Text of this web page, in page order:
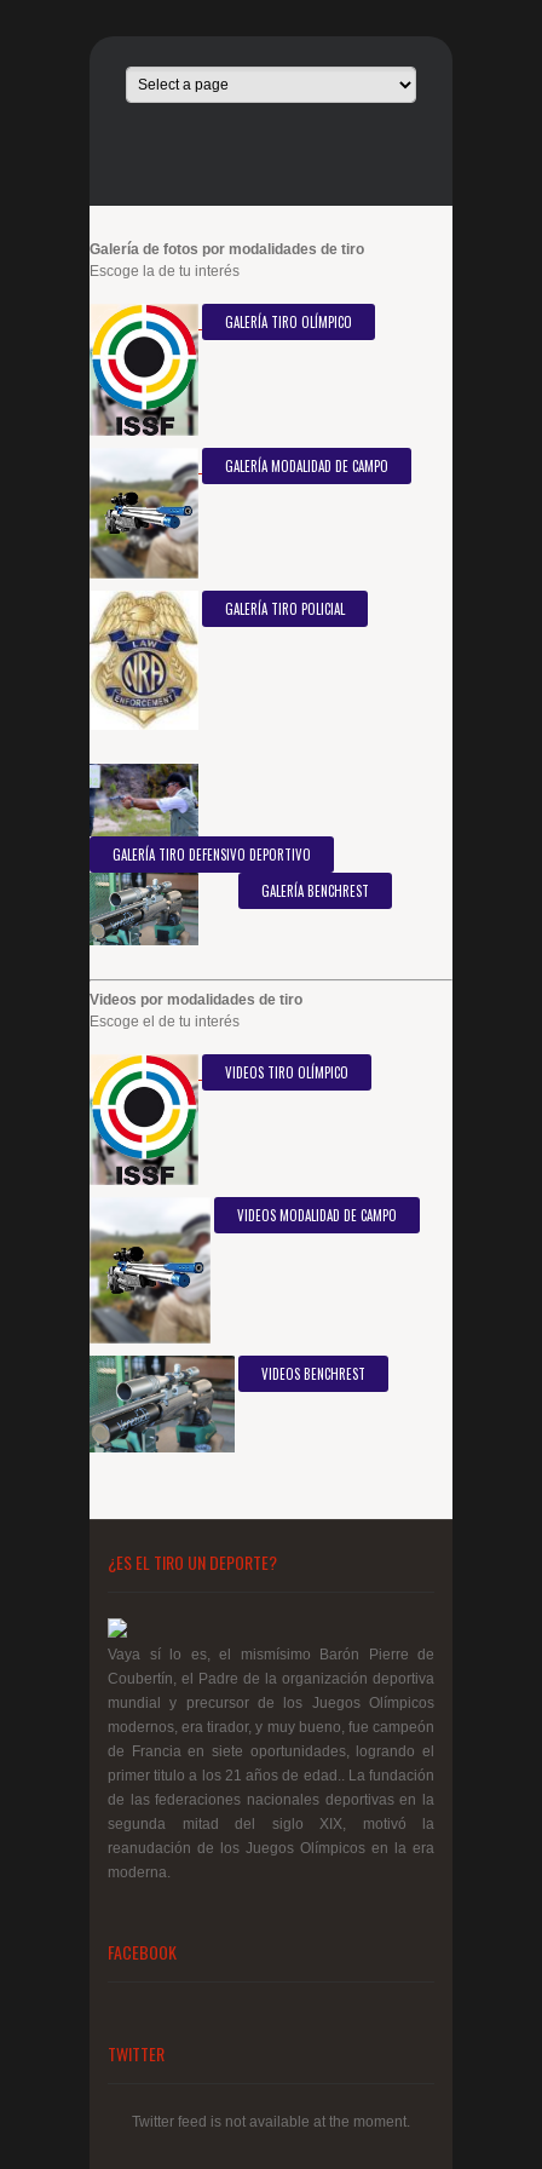
Galería de fotos por modalidades de tiro
Escoge la de tu interés
GALERÍA TIRO OLÍMPICO
GALERÍA MODALIDAD DE CAMPO
GALERÍA TIRO POLICIAL
GALERÍA TIRO DEFENSIVO DEPORTIVO
GALERÍA BENCHREST
Videos por modalidades de tiro
Escoge el de tu interés
VIDEOS TIRO OLÍMPICO
VIDEOS MODALIDAD DE CAMPO
VIDEOS BENCHREST
¿ES EL TIRO UN DEPORTE?
Vaya sí lo es, el mismísimo Barón Pierre de
Coubertín, el Padre de la organización deportiva
mundial y precursor de los Juegos Olímpicos
modernos, era tirador, y muy bueno, fue campeón
de Francia en siete oportunidades, logrando el
primer titulo a los 21 años de edad.. La fundación
de las federaciones nacionales deportivas en la
segunda mitad del siglo XIX, motivó la
reanudación de los Juegos Olímpicos en la era
moderna.
FACEBOOK
TWITTER
Twitter feed is not available at the moment.